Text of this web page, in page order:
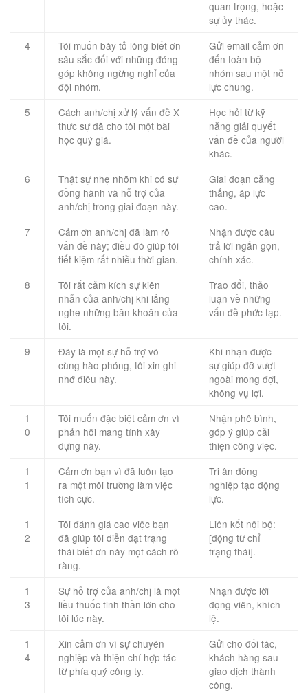
quan trọng, hoặc
sự ủy thác.
4
Tôi muốn bày tỏ lòng biết ơn
sâu sắc đối với những đóng
góp không ngừng nghỉ của
đội nhóm.
Gửi email cảm ơn
đến toàn bộ
nhóm sau một nỗ
lực chung.
5
Cách anh/chị xử lý vấn đề X
thực sự đã cho tôi một bài
học quý giá.
Học hỏi từ kỹ
năng giải quyết
vấn đề của người
khác.
6
Thật sự nhẹ nhõm khi có sự
đồng hành và hỗ trợ của
anh/chị trong giai đoạn này.
Giai đoạn căng
thẳng, áp lực
cao.
7
Cảm ơn anh/chị đã làm rõ
vấn đề này; điều đó giúp tôi
tiết kiệm rất nhiều thời gian.
Nhận được câu
trả lời ngắn gọn,
chính xác.
8
Tôi rất cảm kích sự kiên
nhẫn của anh/chị khi lắng
nghe những băn khoăn của
tôi.
Trao đổi, thảo
luận về những
vấn đề phức tạp.
9
Đây là một sự hỗ trợ vô
cùng hào phóng, tôi xin ghi
nhớ điều này.
Khi nhận được
sự giúp đỡ vượt
ngoài mong đợi,
không vụ lợi.
1
0
Tôi muốn đặc biệt cảm ơn vì
phản hồi mang tính xây
dựng này.
Nhận phê bình,
góp ý giúp cải
thiện công việc.
1
1
Cảm ơn bạn vì đã luôn tạo
ra một môi trường làm việc
tích cực.
Tri ân đồng
nghiệp tạo động
lực.
1
2
Tôi đánh giá cao việc bạn
đã giúp tôi diễn đạt trạng
thái biết ơn này một cách rõ
ràng.
Liên kết nội bộ:
[động từ chỉ
trạng thái].
1
3
Sự hỗ trợ của anh/chị là một
liều thuốc tinh thần lớn cho
tôi lúc này.
Nhận được lời
động viên, khích
lệ.
1
4
Xin cảm ơn vì sự chuyên
nghiệp và thiện chí hợp tác
từ phía quý công ty.
Gửi cho đối tác,
khách hàng sau
giao dịch thành
công.